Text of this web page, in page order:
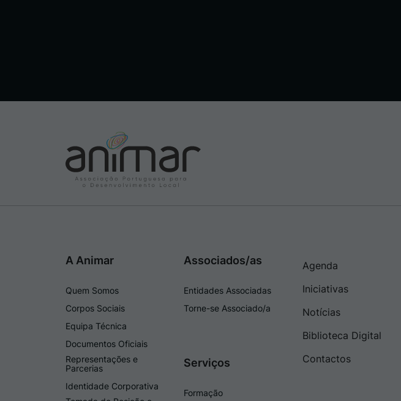
A Animar
Quem Somos
Corpos Sociais
Equipa Técnica
Documentos Oficiais
Representações e
Parcerias
Identidade Corporativa
Associados/as
Entidades Associadas
Torne-se Associado/a
Serviços
Formação
Agenda
Iniciativas
Notícias
Biblioteca Digital
Contactos